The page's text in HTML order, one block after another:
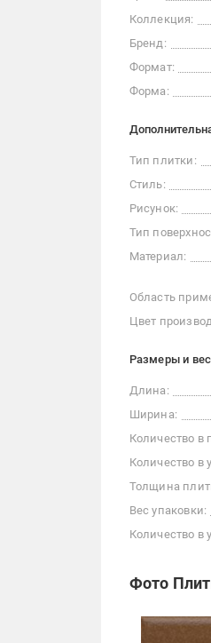
Коллекция:
Бренд:
Формат:
Форма:
Тип плитки:
Стиль:
Рисунок:
Тип
Материал:
Область
Цвет
Размеры и вес
Длина:
Ширина:
Количество в
Количество в
Толщина
Вес упаковки:
Количество в
Фото